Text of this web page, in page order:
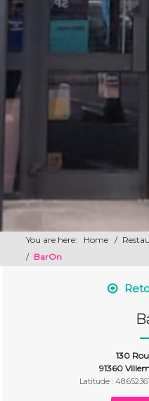
You are here: Home /
/ BarOn
130
91360
Latitude :